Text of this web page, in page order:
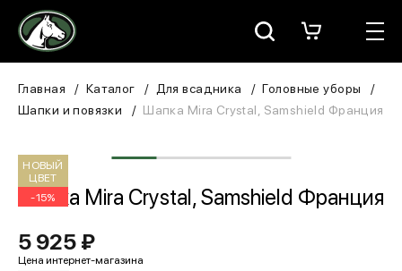
Москва
Для лошади
В конюшню
ЗООТОВАРЫ
Главная Каталог Для всадника
Головные уборы
Шапки и повязки
Шапка Mira Crystal, Samshield Франция
НОВЫЙ
ЦВЕТ
-15%
Шапка Mira Crystal, Samshield Франция
5 925 ₽